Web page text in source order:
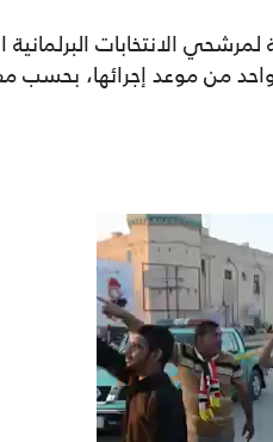
من موعد إجرائها، بحسب